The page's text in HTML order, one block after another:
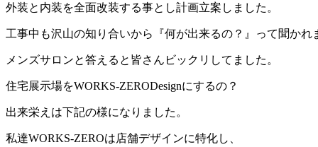
外装と内装を全面改装する事とし計画立案しました。
工事中も沢山の知り合いから『何が出来るの？』って聞かれ
メンズサロンと答えると皆さんビックリしてました。
住宅展示場をWORKS-ZERODesignにするの？
出来栄えは下記の様になりました。
私達WORKS-ZEROは店舗デザインに特化し、